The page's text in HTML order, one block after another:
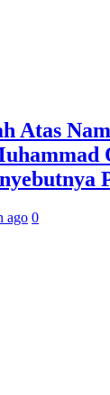
Atas
ago 0